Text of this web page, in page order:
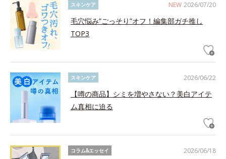
NEW 2026/07/20
スキンケア
毛穴悩み”ごっそり”オフ！編集部ガチ推し
TOP3
2026/06/22
スキンケア
【噂の商品】シミを増やさない？美白アイテ
ム真相に迫る
2026/06/18
コラム&エッセイ